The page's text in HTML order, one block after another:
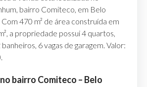
bairro Comiteco, em Belo
470 m² de área construída em
a propriedade possui 4 quartos,
6 vagas de garagem. Valor:
bairro Comiteco – Belo